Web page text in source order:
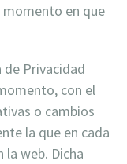
en que
Privacidad
con el
o cambios
la que en cada
web. Dicha